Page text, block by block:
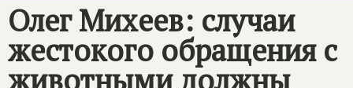
Олег Михеев: случаи
жестокого обращения с
животными должны